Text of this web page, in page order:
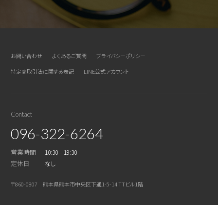
お問い合わせ よくあるご質問
プライバシーポリシー
特定商取引法に関する表記
LINE公式アカウント
Contact
096-322-6264
営業時間 10:30 – 19:30
定休日 なし
〒860-0807 熊本県熊本市中央区下通1-5-14 TTビル1階